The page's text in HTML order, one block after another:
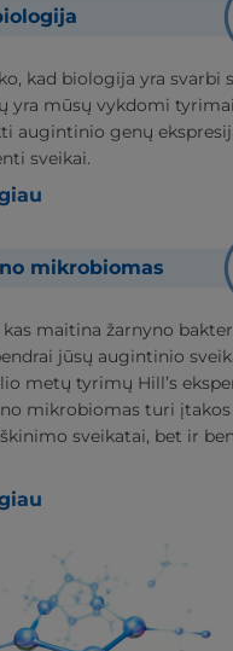
kad biologija yra svarbi
yra mūsų vykdomi
augintinio genų
sveikai.
mikrobiomas
maitina žarnyno
jūsų augintinio
metų tyrimų Hill’s
mikrobiomas turi
sveikatai, bet ir